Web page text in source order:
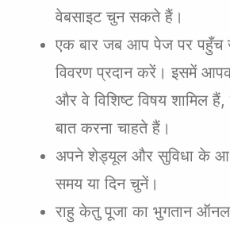
वेबसाइट चुन सकते हैं।
एक बार जब आप पेज पर पहुँच
विवरण प्रदान करें। इसमें
और वे विशिष्ट विषय शामिल
बात करना चाहते हैं।
अपने शेड्यूल और सुविधा के
समय या दिन चुनें।
राहु केतु पूजा का भुगतान